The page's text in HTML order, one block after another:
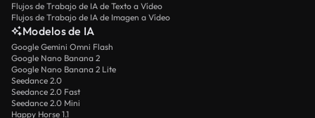
Flujos de Trabajo de IA de Texto a Vídeo
Flujos de Trabajo de IA de Imagen a Vídeo
Modelos de IA
Google Gemini Omni Flash
Google Nano Banana 2
Google Nano Banana 2 Lite
Seedance 2.0
Seedance 2.0 Fast
Seedance 2.0 Mini
Happy Horse 1.1